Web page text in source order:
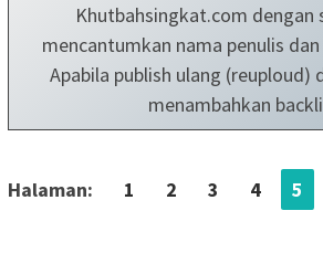
Khutbahsingkat.com
mencantumkan nama penulis
Apabila publish ulang (reuploud)
menambahkan
Halaman: 1 2 3 4 5